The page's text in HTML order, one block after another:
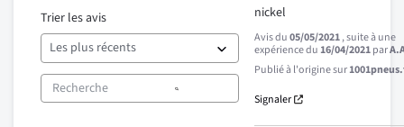
Trier les avis nickel
Avis du05/05/2021, suite à une
expérience du16/04/2021par
Publié à l'origine sur
Signaler